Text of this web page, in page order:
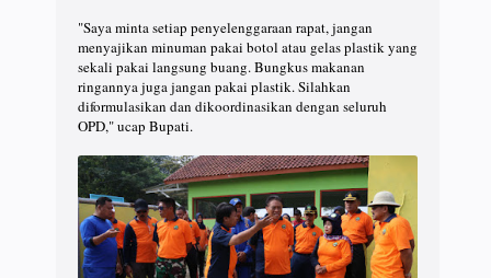
"Saya minta setiap penyelenggaraan rapat, jangan
menyajikan minuman pakai botol atau gelas plastik yang
sekali pakai langsung buang. Bungkus makanan
ringannya juga jangan pakai plastik. Silahkan
diformulasikan dan dikoordinasikan dengan seluruh
OPD," ucap Bupati.